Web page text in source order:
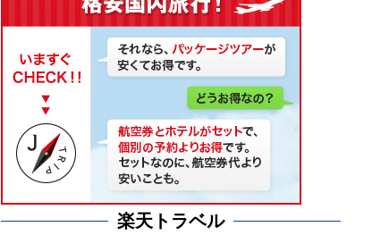
楽天トラベル